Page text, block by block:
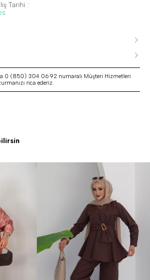
Tarihi :
0 (850) 304 06 92 numaralı Müşteri Hizmetleri
rica ederiz.